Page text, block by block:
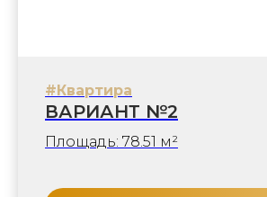
#Квартира
ВАРИАНТ №2
Площадь: 78.51 м²